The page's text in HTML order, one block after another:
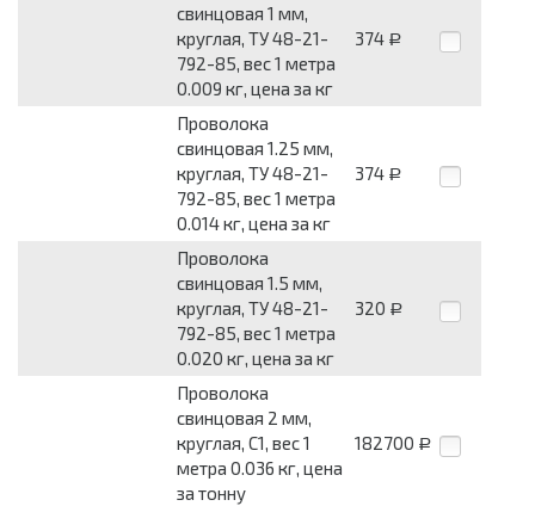
свинцовая 1 мм,
круглая, ТУ 48-21-
792-85, вес 1 метра
0.009 кг, цена за кг
374 Р
Проволока
свинцовая 1.25 мм,
круглая, ТУ 48-21-
792-85, вес 1 метра
0.014 кг, цена за кг
374 Р
Проволока
свинцовая 1.5 мм,
круглая, ТУ 48-21-
792-85, вес 1 метра
0.020 кг, цена за кг
320 Р
Проволока
свинцовая 2 мм,
круглая, С1, вес 1
метра 0.036 кг, цена
за тонну
182700 Р